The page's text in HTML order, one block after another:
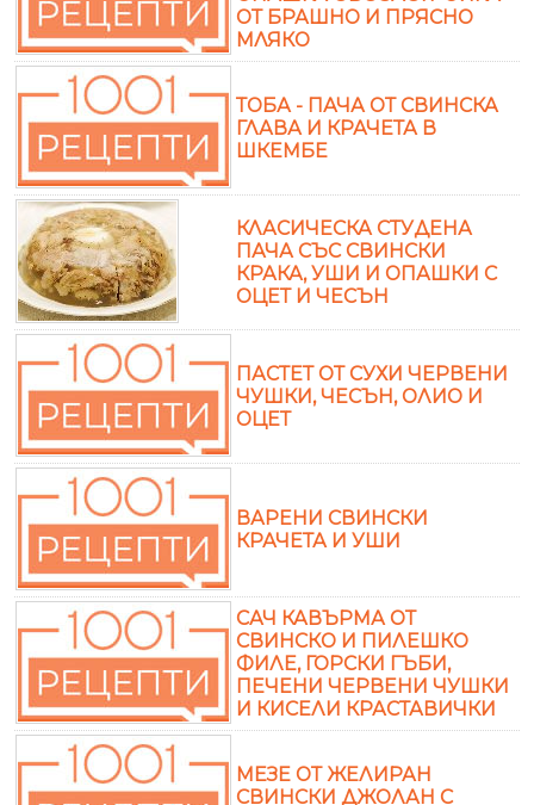
ОТ БРАШНО И ПРЯСНО
МЛЯКО
ТОБА - ПАЧА ОТ СВИНСКА
ГЛАВА И КРАЧЕТА В
ШКЕМБЕ
КЛАСИЧЕСКА СТУДЕНА
ПАЧА СЪС СВИНСКИ
КРАКА, УШИ И ОПАШКИ С
ОЦЕТ И ЧЕСЪН
ПАСТЕТ ОТ СУХИ ЧЕРВЕНИ
ЧУШКИ, ЧЕСЪН, ОЛИО И
ОЦЕТ
ВАРЕНИ СВИНСКИ
КРАЧЕТА И УШИ
САЧ КАВЪРМА ОТ
СВИНСКО И ПИЛЕШКО
ФИЛЕ, ГОРСКИ ГЪБИ,
ПЕЧЕНИ ЧЕРВЕНИ ЧУШКИ
И КИСЕЛИ КРАСТАВИЧКИ
МЕЗЕ ОТ ЖЕЛИРАН
СВИНСКИ ДЖОЛАН С